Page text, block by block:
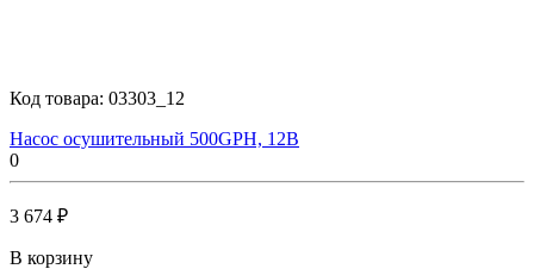
Код товара: 03303_12
Насос осушительный 500GPH, 12В
0
3 674 ₽
В корзину